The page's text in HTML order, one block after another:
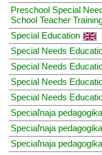
Preschool Special
School Teacher
Special Education
Special Needs
Special Needs
Special Needs
Special Needs
Speciaľnaja
Speciaľnaja
Speciaľnaja